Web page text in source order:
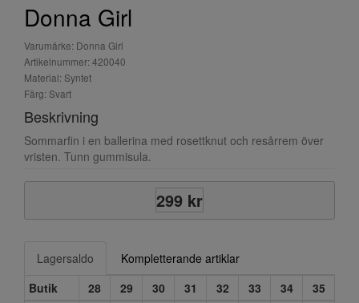
Donna Girl
Varumärke: Donna Girl
Artikelnummer: 420040
Material: Syntet
Färg: Svart
Beskrivning
Sommarfin i en ballerina med rosettknut och resårrem över
vristen. Tunn gummisula.
299 kr
Lagersaldo
Kompletterande artiklar
Butik
28 29 30 31 32 33 34 35